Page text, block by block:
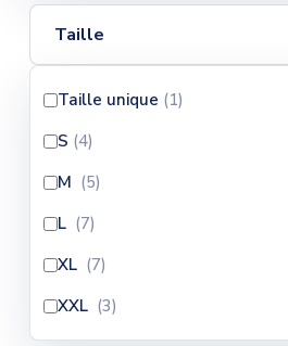
Taille
Taille unique (1)
S (4)
M (5)
L (7)
XL (7)
XXL (3)